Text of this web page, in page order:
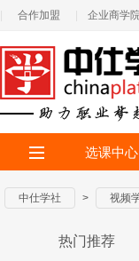
合作加盟 企业商学
选课中心
首 页
中仕学社 > 视频
热门推荐